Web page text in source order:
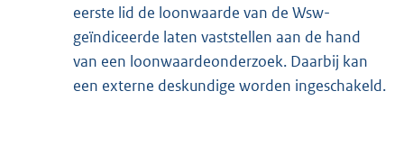
eerste lid de loonwaarde van de Wsw-
geïndiceerde laten vaststellen aan de hand
van een loonwaardeonderzoek. Daarbij kan
een externe deskundige worden ingeschakeld.